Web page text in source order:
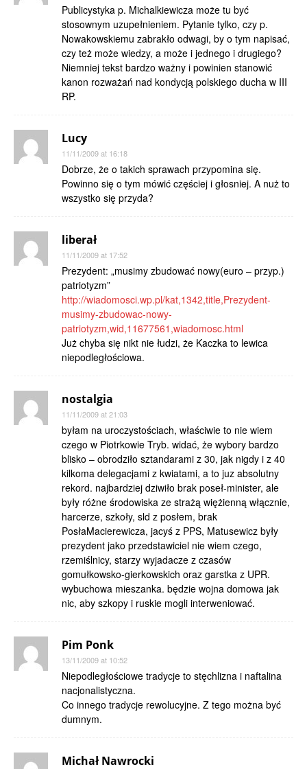
Publicystyka p. Michalkiewicza może tu być
stosownym uzupełnieniem. Pytanie tylko, czy p.
Nowakowskiemu zabrakło odwagi, by o tym napisać,
czy też może wiedzy, a może i jednego i drugiego?
Niemniej tekst bardzo ważny i powinien stanowić
kanon rozważań nad kondycją polskiego ducha w III
RP.
Lucy
11/11/2009 at 16:18
Dobrze, że o takich sprawach przypomina się.
Powinno się o tym mówić częściej i głosniej. A nuż to
wszystko się przyda?
liberał
11/11/2009 at 17:52
Prezydent: „musimy zbudować nowy(euro – przyp.)
patriotyzm”
http://wiadomosci.wp.pl/kat,1342,title,Prezydent-
musimy-zbudowac-nowy-
patriotyzm,wid,11677561,wiadomosc.html
Już chyba się nikt nie łudzi, że Kaczka to lewica
niepodległościowa.
nostalgia
11/11/2009 at 21:03
byłam na uroczystościach, właściwie to nie wiem
czego w Piotrkowie Tryb. widać, że wybory bardzo
blisko – obrodziło sztandarami z 30, jak nigdy i z 40
kilkoma delegacjami z kwiatami, a to juz absolutny
rekord. najbardziej dziwiło brak poseł-minister, ale
były różne środowiska ze strażą więżienną włącznie,
harcerze, szkoły, sld z posłem, brak
PosłaMacierewicza, jacyś z PPS, Matusewicz były
prezydent jako przedstawiciel nie wiem czego,
rzemiślnicy, starzy wyjadacze z czasów
gomułkowsko-gierkowskich oraz garstka z UPR.
wybuchowa mieszanka. będzie wojna domowa jak
nic, aby szkopy i ruskie mogli interweniować.
Pim Ponk
13/11/2009 at 10:52
Niepodległościowe tradycje to stęchlizna i naftalina
nacjonalistyczna.
Co innego tradycje rewolucyjne. Z tego można być
dumnym.
Michał Nawrocki